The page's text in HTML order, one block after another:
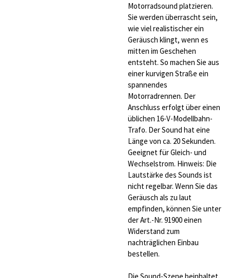
Motorradsound platzieren.
Sie werden überrascht sein,
wie viel realistischer ein
Geräusch klingt, wenn es
mitten im Geschehen
entsteht. So machen Sie aus
einer kurvigen Straße ein
spannendes
Motorradrennen. Der
Anschluss erfolgt über einen
üblichen 16-V-Modellbahn-
Trafo. Der Sound hat eine
Länge von ca. 20 Sekunden.
Geeignet für Gleich- und
Wechselstrom. Hinweis: Die
Lautstärke des Sounds ist
nicht regelbar. Wenn Sie das
Geräusch als zu laut
empfinden, können Sie unter
der Art.-Nr. 91900 einen
Widerstand zum
nachträglichen Einbau
bestellen.
Die Sound-Szene beinhaltet,